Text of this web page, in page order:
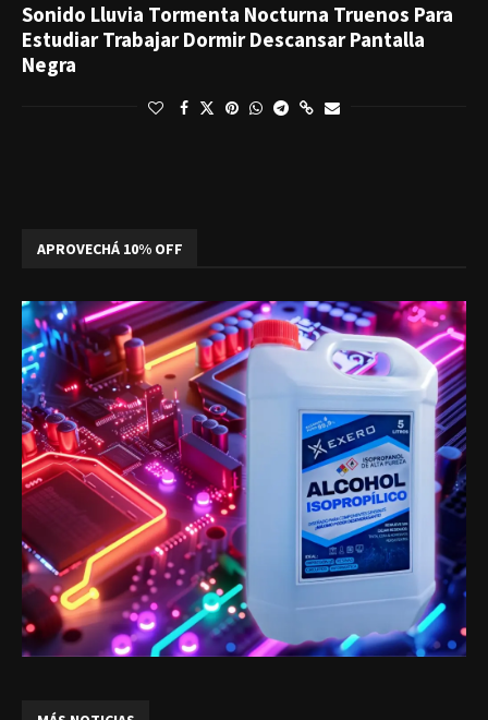
Sonido Lluvia Tormenta Nocturna Truenos Para
Estudiar Trabajar Dormir Descansar Pantalla
Negra
APROVECHÁ 10% OFF